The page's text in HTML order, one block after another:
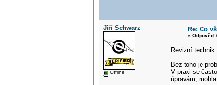
Jiří Schwarz
Offline
Re: Co
« Odpověď
Revizní
Bez toho je
V praxi se
úpravám,